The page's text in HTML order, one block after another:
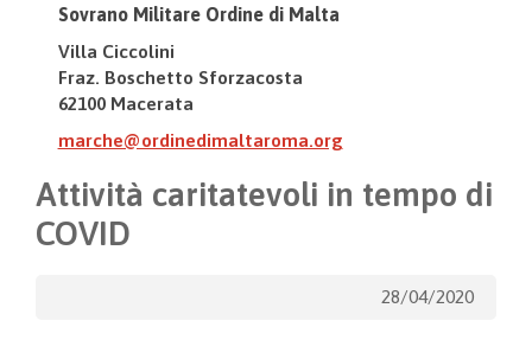
Sovrano Militare Ordine di Malta
Villa Ciccolini
Fraz. Boschetto Sforzacosta
62100 Macerata
marche@ordinedimaltaroma.org
Attività caritatevoli in tempo di
COVID
28/04/2020